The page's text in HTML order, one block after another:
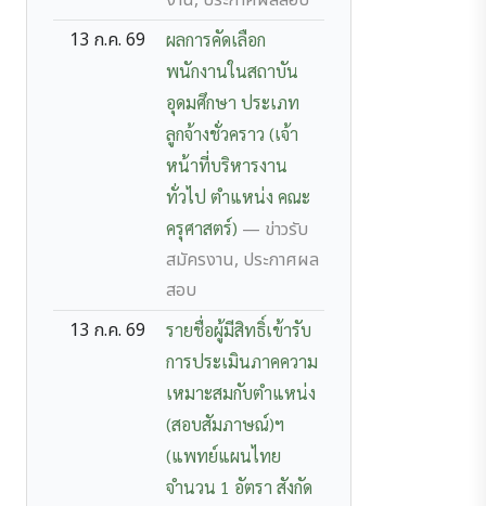
13 ก.ค. 69
ผลการคัดเลือก
พนักงานในสถาบัน
อุดมศึกษา ประเภท
ลูกจ้างชั่วคราว (เจ้า
หน้าที่บริหารงาน
ทั่วไป ตำแหน่ง คณะ
ครุศาสตร์) — ข่าวรับ
สมัครงาน, ประกาศผล
สอบ
13 ก.ค. 69
รายชื่อผู้มีสิทธิ์เข้ารับ
การประเมินภาคความ
เหมาะสมกับตำแหน่ง
(สอบสัมภาษณ์)ฯ
(แพทย์แผนไทย
จำนวน 1 อัตรา สังกัด